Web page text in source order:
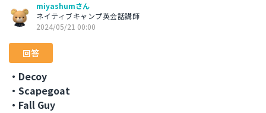
miyashumさん
ネイティブキャンプ英会話講師
2024/05/21 00:00
回答
・Decoy
・Scapegoat
・Fall Guy